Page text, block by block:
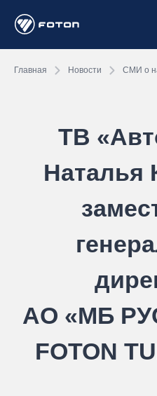
Главная Новости СМИ о
ТВ
Наталья
АО «МБ
FOTON